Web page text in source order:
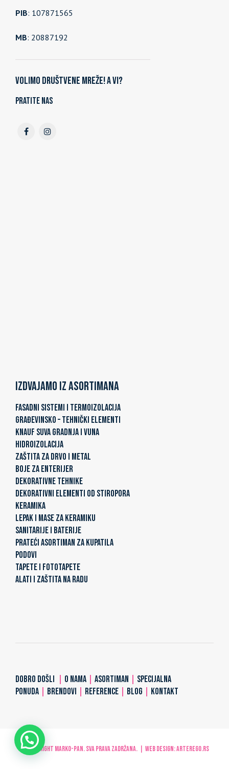
PIB: 107871565
MB: 20887192
Volimo društvene mreže! A vi?
Pratite nas
Izdvajamo iz asortimana
FASADNI SISTEMI I TERMOIZOLACIJA
GRAĐEVINSKO – TEHNIČKI ELEMENTI
KNAUF SUVA GRADNJA I VUNA
HIDROIZOLACIJA
ZAŠTITA ZA DRVO I METAL
BOJE ZA ENTERIJER
DEKORATIVNE TEHNIKE
DEKORATIVNI ELEMENTI OD STIROPORA
KERAMIKA
LEPAK I MASE ZA KERAMIKU
SANITARIJE I BATERIJE
PRATEĆI ASORTIMAN ZA KUPATILA
PODOVI
TAPETE I FOTOTAPETE
ALATI I ZAŠTITA NA RADU
DOBRO DOŠLI O NAMA ASORTIMAN
SPECIJALNA
PONUDA
BRENDOVI REFERENCE BLOG KONTAKT
© Copyright MARKO-PAN. Sva prava zadržana. | Web design:ARTerEgo.rs